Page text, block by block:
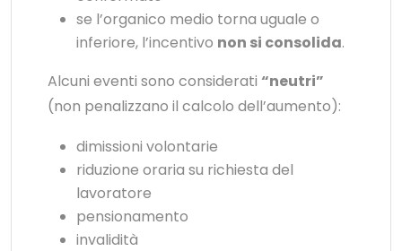
se l’organico medio torna uguale o
inferiore, l’incentivo non si consolida.
Alcuni eventi sono considerati “neutri”
(non penalizzano il calcolo dell’aumento):
dimissioni volontarie
riduzione oraria su richiesta del
lavoratore
pensionamento
invalidità